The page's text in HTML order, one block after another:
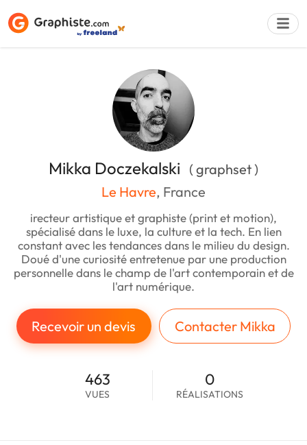
Mikka Doczekalski ( graphset )
Le Havre, France
irecteur artistique et graphiste (print et motion),
spécialisé dans le luxe, la culture et la tech. En lien
constant avec les tendances dans le milieu du design.
Doué d'une curiosité entretenue par une production
personnelle dans le champ de l'art contemporain et de
l'art numérique.
Recevoir un devis Contacter Mikka
463
VUES
0
RÉALISATIONS